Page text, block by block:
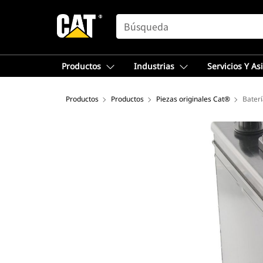
SEARCH
Productos Industrias Servicios Y
Productos Productos Piezas originales Cat®